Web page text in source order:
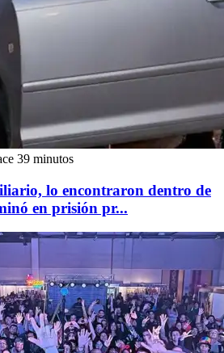
39 minutos
lo encontraron dentro de
en prisión pr...